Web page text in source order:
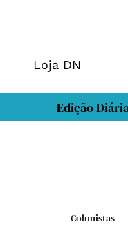
Loja DN
Edição
Colunistas